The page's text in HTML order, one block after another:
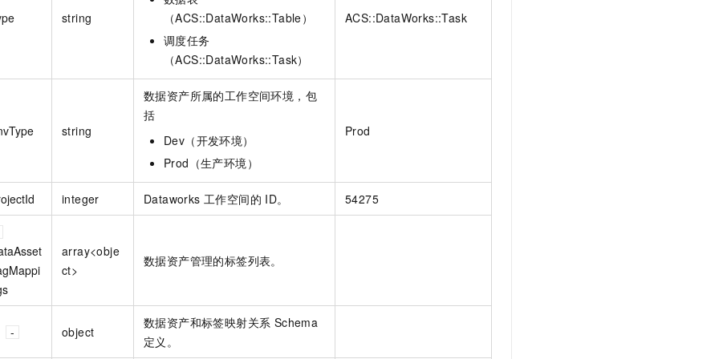
string
（ACS::DataWorks::Table）
调度任务
（ACS::DataWorks::Task）
ACS::DataWorks::Task
string
数据资产所属的工作空间环境，包
括
Dev（开发环境）
Prod（生产环境）
Prod
integer Dataworks 工作空间的 ID。 54275
array<obje
ct>
数据资产管理的标签列表。
object
数据资产和标签映射关系 Schema
定义。